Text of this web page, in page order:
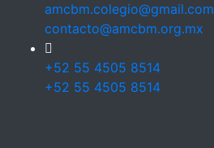
amcbm.colegio@gmail.com
contacto@amcbm.org.mx
+52 55 4505 8514
+52 55 4505 8514